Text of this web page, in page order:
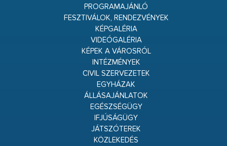
PROGRAMAJÁNLÓ
FESZTIVÁLOK, RENDEZVÉNYEK
KÉPGALÉRIA
VIDEÓGALÉRIA
KÉPEK A VÁROSRÓL
INTÉZMÉNYEK
CIVIL SZERVEZETEK
EGYHÁZAK
ÁLLÁSAJÁNLATOK
EGÉSZSÉGÜGY
IFJÚSÁGÜGY
JÁTSZÓTEREK
KÖZLEKEDÉS